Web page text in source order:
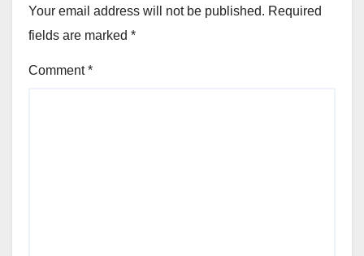
Your email address will not be published. Required
fields are marked *
Comment*